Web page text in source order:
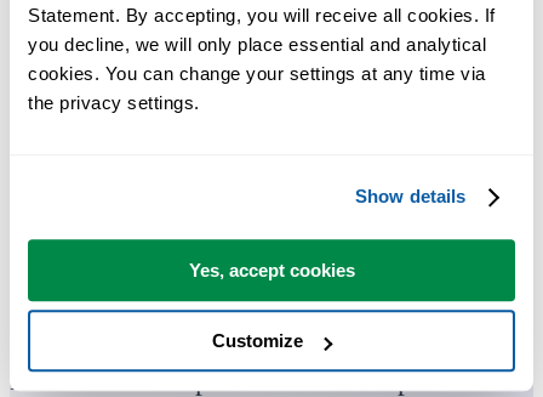
Statement. By accepting, you will receive all cookies. If
you decline, we will only place essential and analytical
cookies. You can change your settings at any time via
the privacy settings.
Show details
Yes, accept cookies
Customize
Excel.
Economize tempo no Excel. Simples assim.